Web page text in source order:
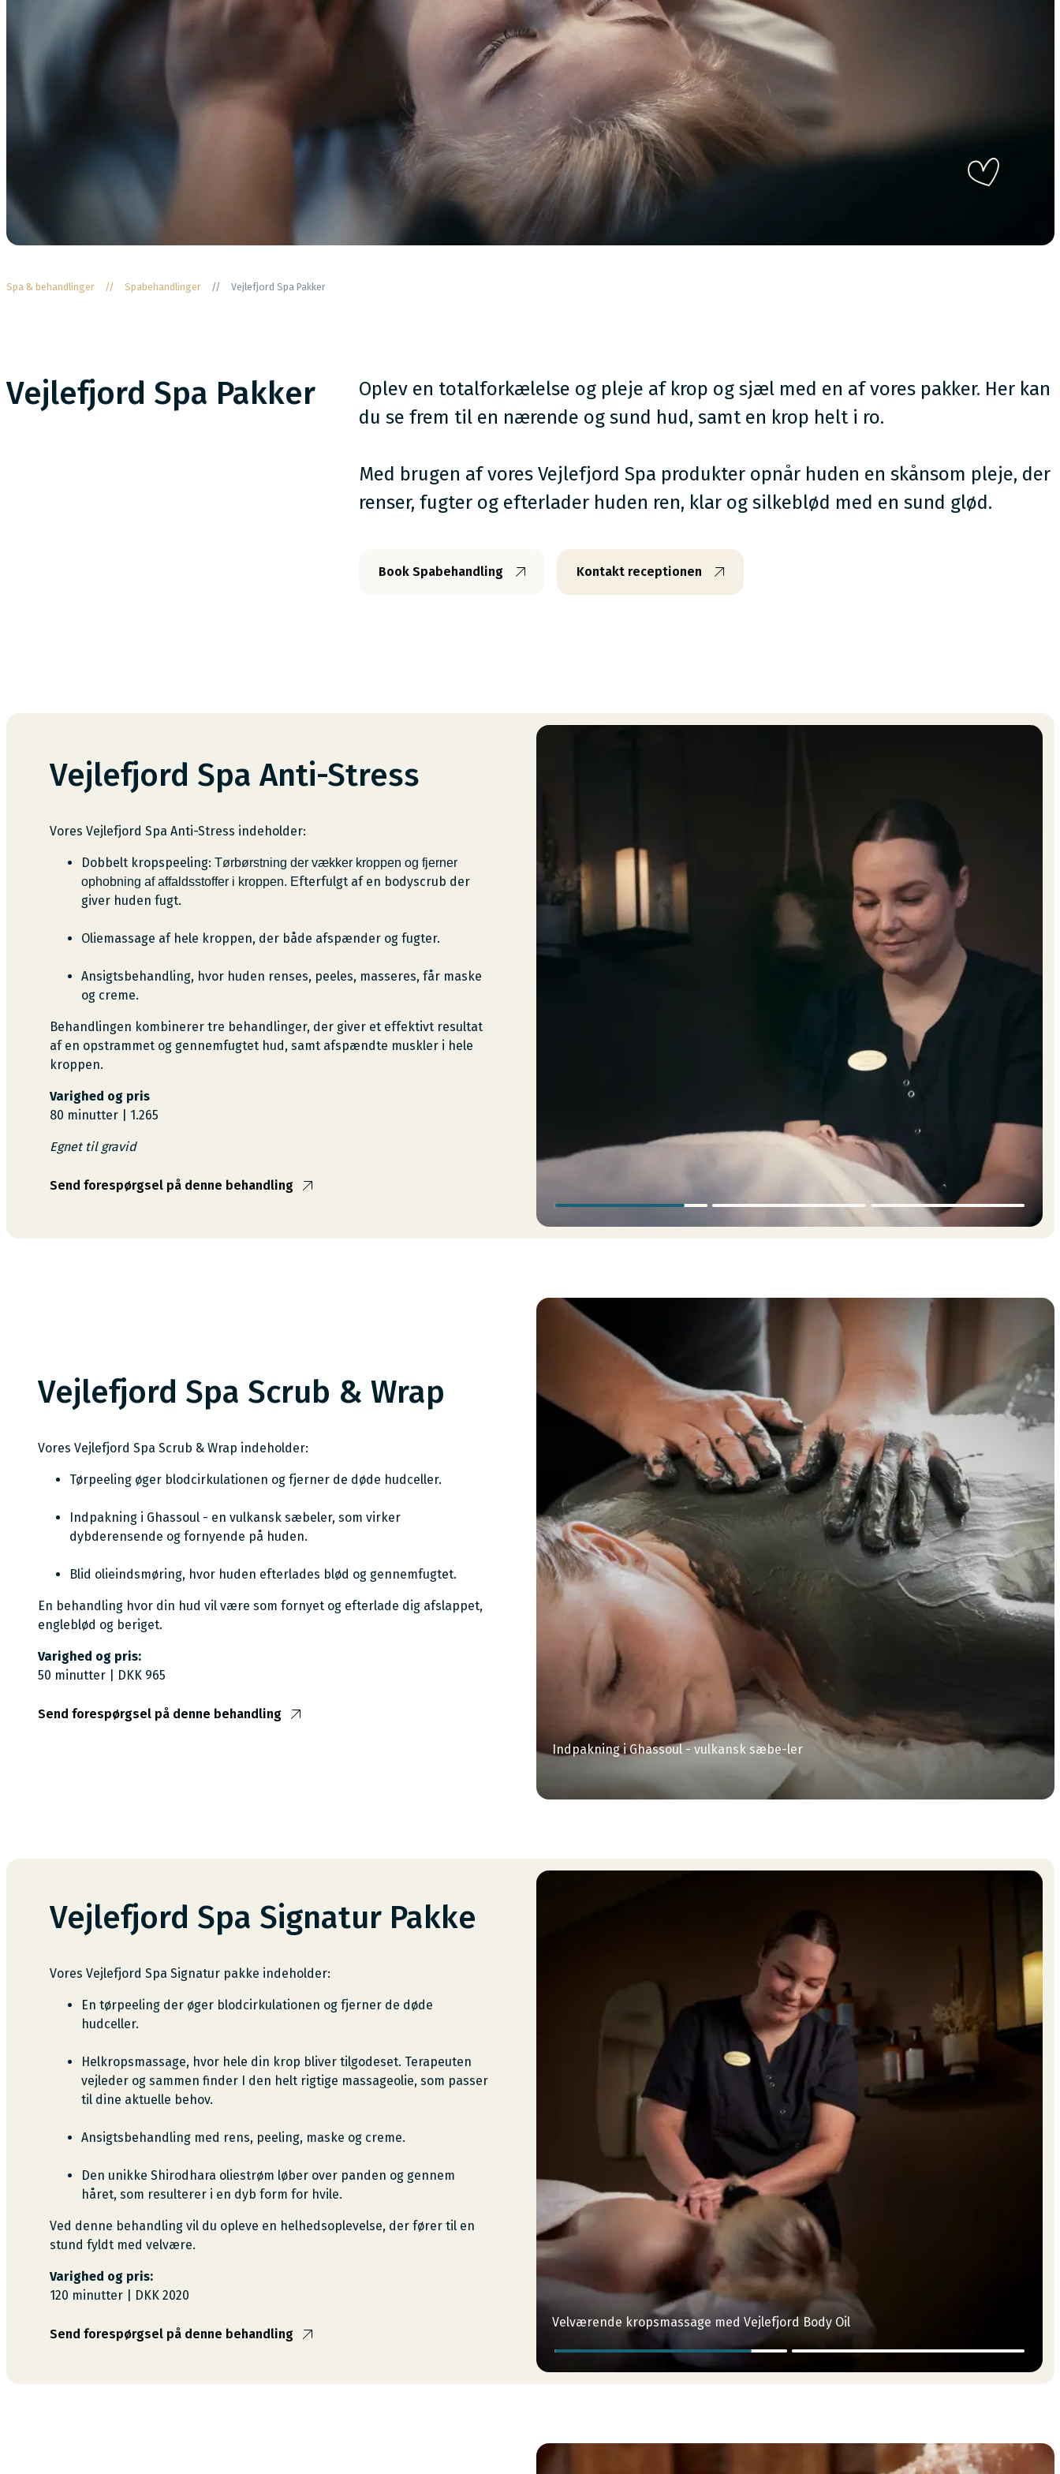
Spa & behandlinger // Spabehandlinger // Vejlefjord Spa Pakker
Vejlefjord Spa Pakker
Oplev en totalforkælelse og pleje af krop og sjæl med en af vores pakker. Her kan
du se frem til en nærende og sund hud, samt en krop helt i ro.
Med brugen af vores Vejlefjord Spa produkter opnår huden en skånsom pleje, der
renser, fugter og efterlader huden ren, klar og silkeblød med en sund glød.
Book Spabehandling Kontakt receptionen
Vejlefjord Spa Anti-Stress
Vores Vejlefjord Spa Anti-Stress indeholder:
Dobbelt kropspeeling: Tørbørstning der vækker kroppen og fjerner
ophobning af affaldsstoffer i kroppen. Efterfulgt af en bodyscrub der
giver huden fugt.
Oliemassage af hele kroppen, der både afspænder og fugter.
Ansigtsbehandling, hvor huden renses, peeles, masseres, får maske
og creme.
Behandlingen kombinerer tre behandlinger, der giver et effektivt resultat
af en opstrammet og gennemfugtet hud, samt afspændte muskler i hele
kroppen.
Varighed og pris
80 minutter | 1.265
Egnet til gravid
Send forespørgsel på denne behandling
Vejlefjord Spa Scrub & Wrap
Vores Vejlefjord Spa Scrub & Wrap indeholder:
Tørpeeling øger blodcirkulationen og fjerner de døde hudceller.
Indpakning i Ghassoul - en vulkansk sæbeler, som virker
dybderensende og fornyende på huden.
Blid olieindsmøring, hvor huden efterlades blød og gennemfugtet.
En behandling hvor din hud vil være som fornyet og efterlade dig afslappet,
engleblød og beriget.
Varighed og pris:
50 minutter | DKK 965
Send forespørgsel på denne behandling
Indpakning i Ghassoul - vulkansk sæbe-ler
Vejlefjord Spa Signatur Pakke
Vores Vejlefjord Spa Signatur pakke indeholder:
En tørpeeling der øger blodcirkulationen og fjerner de døde
hudceller.
Helkropsmassage, hvor hele din krop bliver tilgodeset. Terapeuten
vejleder og sammen finder I den helt rigtige massageolie, som passer
til dine aktuelle behov.
Ansigtsbehandling med rens, peeling, maske og creme.
Den unikke Shirodhara oliestrøm løber over panden og gennem
håret, som resulterer i en dyb form for hvile.
Ved denne behandling vil du opleve en helhedsoplevelse, der fører til en
stund fyldt med velvære.
Varighed og pris:
120 minutter | DKK 2020
Send forespørgsel på denne behandling
Velværende kropsmassage med Vejlefjord Body Oil